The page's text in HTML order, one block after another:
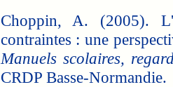
Choppin, A. (2005).
contraintes : une
Manuels scolaires,
CRDP Basse-Normandie.